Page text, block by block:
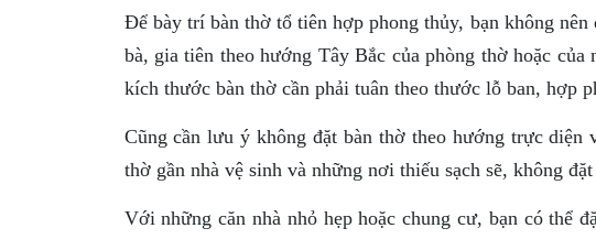
Để bày trí bàn thờ tổ tiên hợp phong thủy, bạn không
bà, gia tiên theo hướng Tây Bắc của phòng thờ hoặc
kích thước bàn thờ cần phải tuân theo thước lỗ ban, hợp
Cũng cần lưu ý không đặt bàn thờ theo hướng trực
thờ gần nhà vệ sinh và những nơi thiếu sạch sẽ, không
Với những căn nhà nhỏ hẹp hoặc chung cư, bạn có thể